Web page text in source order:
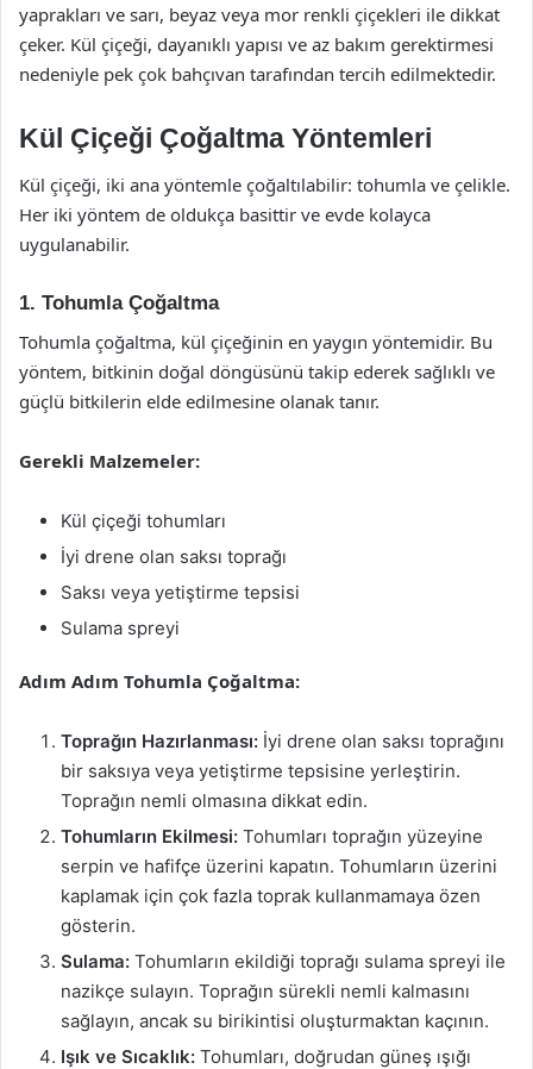
yaprakları ve sarı, beyaz veya mor renkli çiçekleri ile dikkat
çeker. Kül çiçeği, dayanıklı yapısı ve az bakım gerektirmesi
nedeniyle pek çok bahçıvan tarafından tercih edilmektedir.
Kül Çiçeği Çoğaltma Yöntemleri
Kül çiçeği, iki ana yöntemle çoğaltılabilir: tohumla ve çelikle.
Her iki yöntem de oldukça basittir ve evde kolayca
uygulanabilir.
1. Tohumla Çoğaltma
Tohumla çoğaltma, kül çiçeğinin en yaygın yöntemidir. Bu
yöntem, bitkinin doğal döngüsünü takip ederek sağlıklı ve
güçlü bitkilerin elde edilmesine olanak tanır.
Gerekli Malzemeler:
Kül çiçeği tohumları
İyi drene olan saksı toprağı
Saksı veya yetiştirme tepsisi
Sulama spreyi
Adım Adım Tohumla Çoğaltma:
Toprağın Hazırlanması: İyi drene olan saksı toprağını
bir saksıya veya yetiştirme tepsisine yerleştirin.
Toprağın nemli olmasına dikkat edin.
Tohumların Ekilmesi: Tohumları toprağın yüzeyine
serpin ve hafifçe üzerini kapatın. Tohumların üzerini
kaplamak için çok fazla toprak kullanmamaya özen
gösterin.
Sulama: Tohumların ekildiği toprağı sulama spreyi ile
nazikçe sulayın. Toprağın sürekli nemli kalmasını
sağlayın, ancak su birikintisi oluşturmaktan kaçının.
Işık ve Sıcaklık: Tohumları, doğrudan güneş ışığı